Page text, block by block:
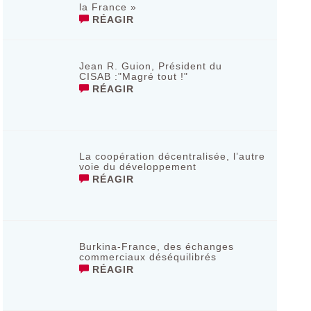
la France »
RÉAGIR
Jean R. Guion, Président du
CISAB :"Magré tout !"
RÉAGIR
La coopération décentralisée, l’autre
voie du développement
RÉAGIR
Burkina-France, des échanges
commerciaux déséquilibrés
RÉAGIR